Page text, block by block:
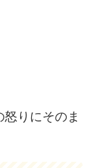
りにそのま